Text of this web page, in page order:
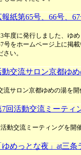
報紙第65号、66号、
年度に発行しました、ゆ
号をホームページ上に掲
さい。
動交流サロン京都ゆ
流サロン京都ゆめの湯を
7回活動交流ミーティ
動交流ミーティングを開
ゆめっとな夜」at三